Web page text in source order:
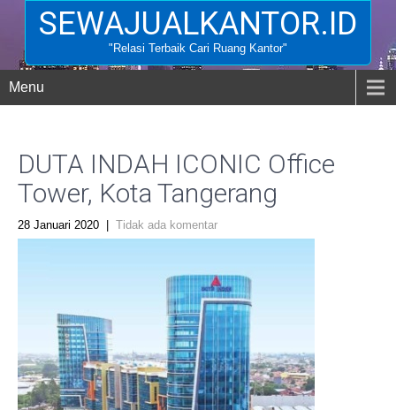
SEWAJUALKANTOR.ID
"Relasi Terbaik Cari Ruang Kantor"
Menu
DUTA INDAH ICONIC Office
Tower, Kota Tangerang
28 Januari 2020 Tidak ada komentar